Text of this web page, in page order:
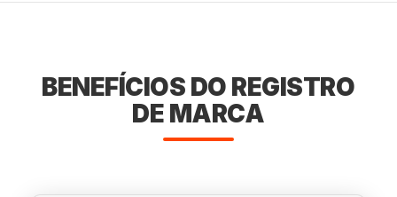
BENEFÍCIOS DO REGISTRO
DE MARCA